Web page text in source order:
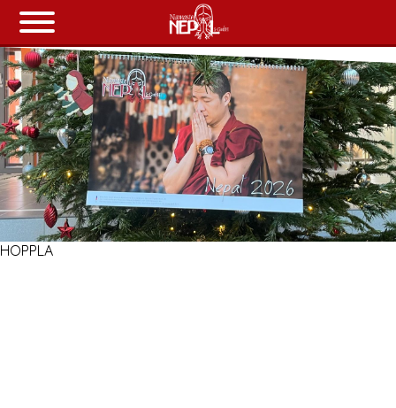
Über uns
Unsere Arbeit
Chronik
Spenden
HOPPLA